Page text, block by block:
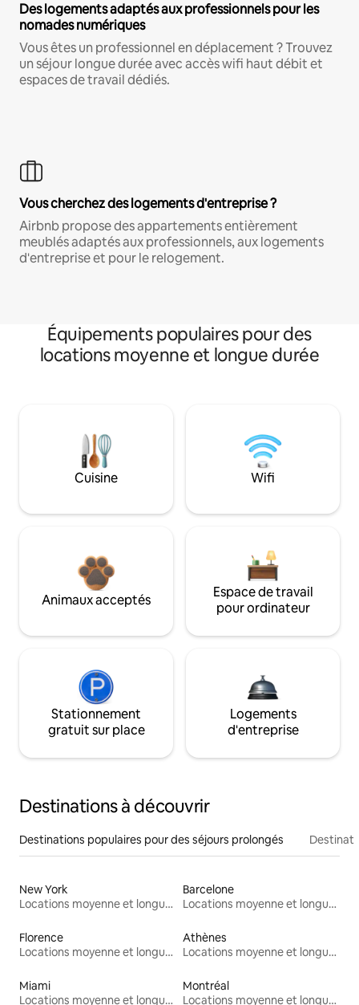
Des logements adaptés aux professionnels pour les
nomades numériques
Vous êtes un professionnel en déplacement ? Trouvez
un séjour longue durée avec accès wifi haut débit et
espaces de travail dédiés.
Vous cherchez des logements d'entreprise ?
Airbnb propose des appartements entièrement
meublés adaptés aux professionnels, aux logements
d'entreprise et pour le relogement.
Équipements populaires pour des
locations moyenne et longue durée
Cuisine Wifi
Animaux acceptés
Espace de travail
pour ordinateur
Stationnement
gratuit sur place
Logements
d'entreprise
Destinations à découvrir
Destinations populaires pour des séjours prolongés
New York
Locations moyenne et longue durée
Barcelone
Locations moyenne et longue durée
Florence
Locations moyenne et longue durée
Athènes
Locations moyenne et longue durée
Miami
Locations moyenne et longue durée
Montréal
Locations moyenne et longue durée